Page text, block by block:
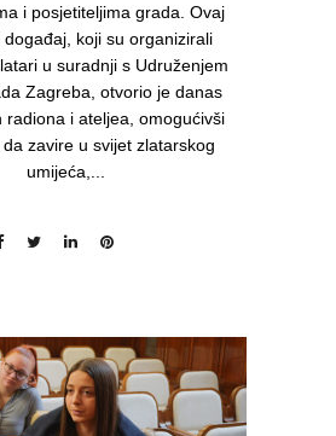
i posjetiteljima grada. Ovaj
događaj, koji su organizirali
u suradnji s Udruženjem
Zagreba, otvorio je danas
radiona i ateljea, omogućivši
zavire u svijet zlatarskog
umijeća,...